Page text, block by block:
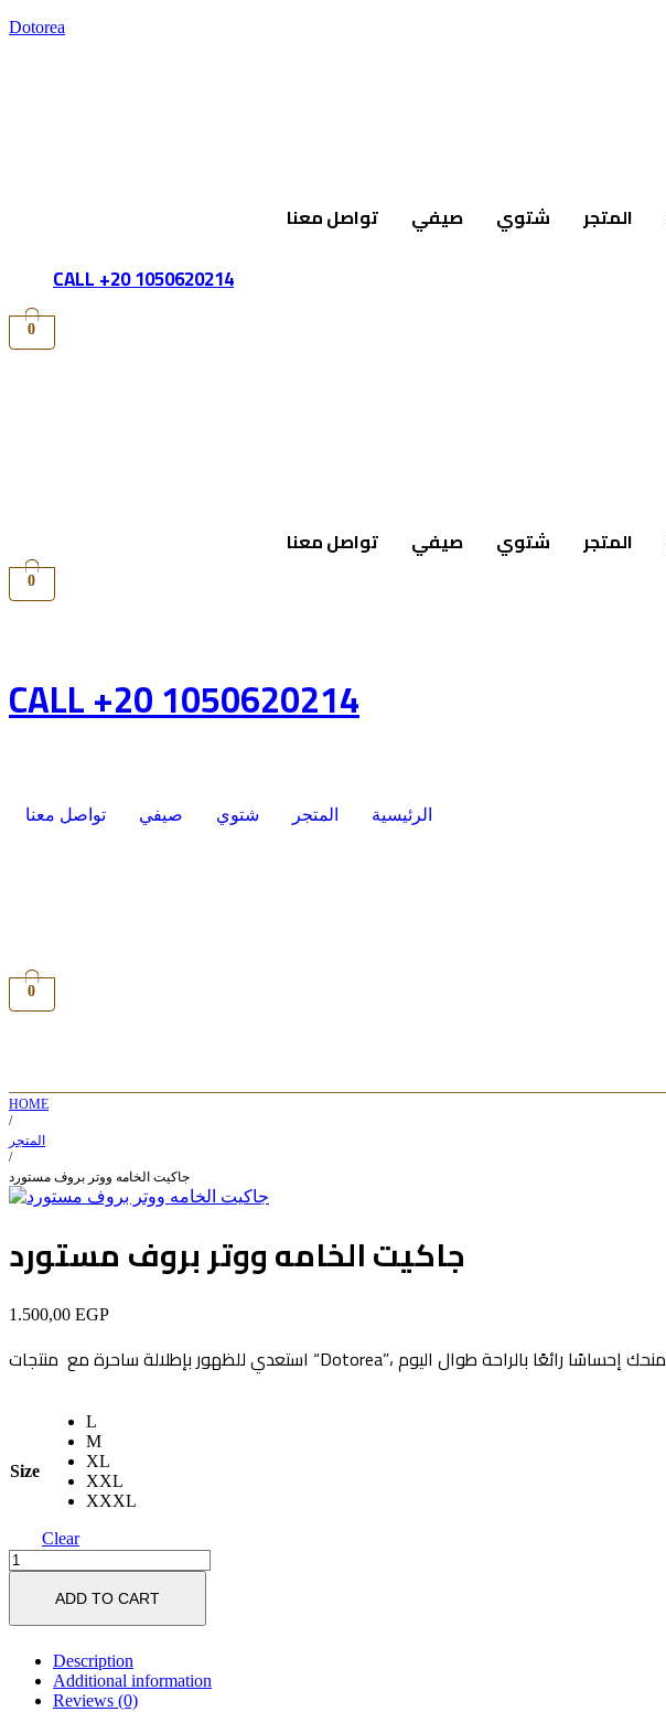
Dotorea
تواصل معنا صيفي شتوي المتجر
CALL +20 1050620214
0
تواصل معنا صيفي شتوي المتجر
0
CALL +20 1050620214
تواصل معنا صيفي شتوي المتجر الرئيسية
0
HOME
/
المتجر
/
جاكيت الخامه ووتر بروف مستورد
جاكيت الخامه ووتر بروف مستورد
1.500,00 EGP
Size
L
M
XL
XXL
XXXL
Clear
جاكيت
الخامه
بروف
quantity
ADD TO CART
Description
Additional information
Reviews (0)